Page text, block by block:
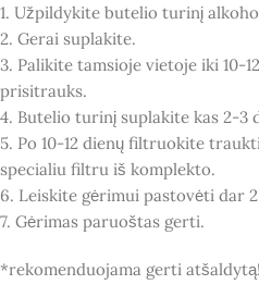
1. Užpildykite butelio turinį
2. Gerai suplakite.
3. Palikite tamsioje vietoje iki 10-
prisitrauks.
4. Butelio turinį suplakite kas 2-3
5. Po 10-12 dienų filtruokite
specialiu filtru iš komplekto.
6. Leiskite gėrimui pastovėti dar
7. Gėrimas paruoštas gerti.
*rekomenduojama gerti atšaldytą!